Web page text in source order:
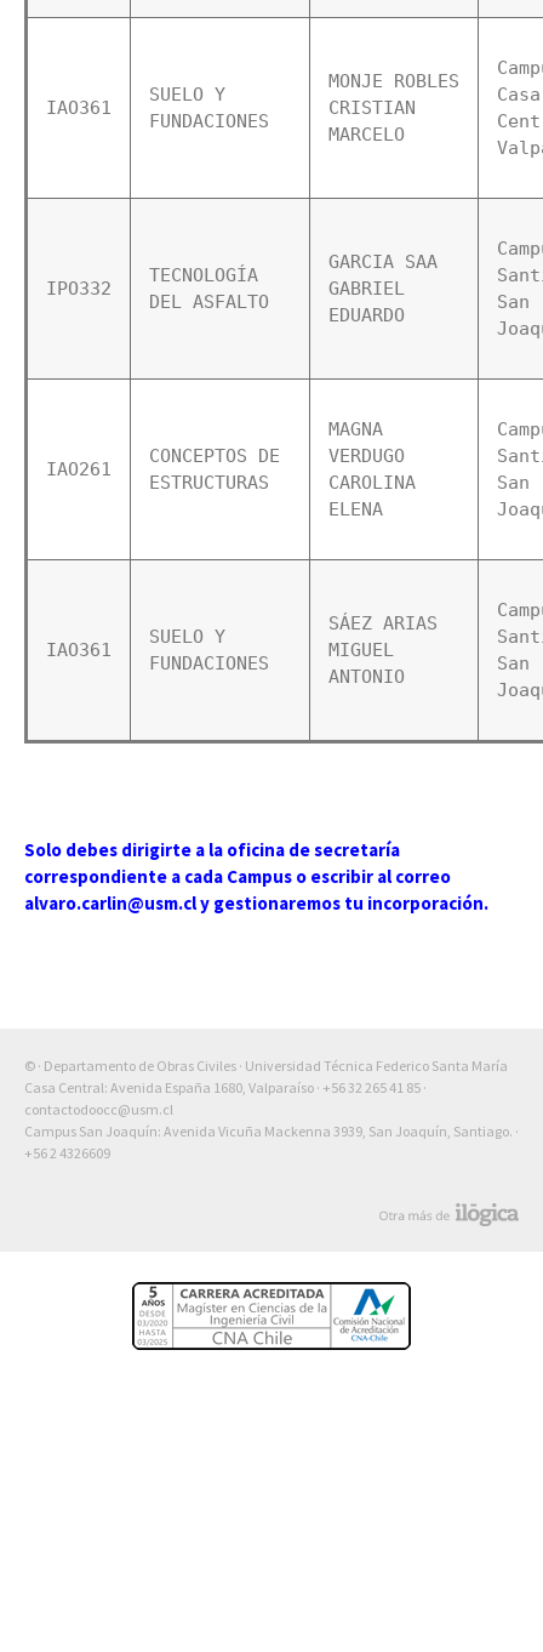
IAO361
SUELO Y
FUNDACIONES
MONJE ROBLES
CRISTIAN
MARCELO
Casa
IPO332
TECNOLOGÍA
DEL ASFALTO
GARCIA SAA
GABRIEL
EDUARDO
San
IAO261
CONCEPTOS DE
ESTRUCTURAS
MAGNA
VERDUGO
CAROLINA
ELENA
San
IAO361
SUELO Y
FUNDACIONES
SÁEZ ARIAS
MIGUEL
ANTONIO
San
Solo debes dirigirte a la oficina de secretaría
correspondiente a cada Campus o escribir al correo
alvaro.carlin@usm.cl y gestionaremos tu incorporación.
© · Departamento de Obras Civiles · Universidad Técnica Federico Santa María
Casa Central: Avenida España 1680, Valparaíso · +56 32 265 41 85 ·
contactodoocc@usm.cl
Campus San Joaquín: Avenida Vicuña Mackenna 3939, San Joaquín, Santiago. ·
+56 2 4326609